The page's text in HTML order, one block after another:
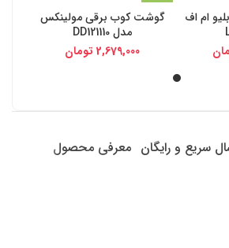
ام اف
گوشت کوب برقی مولینکس
مدل DD121110
2,679,000 تومان
سریع و رایگان معرفی محصول